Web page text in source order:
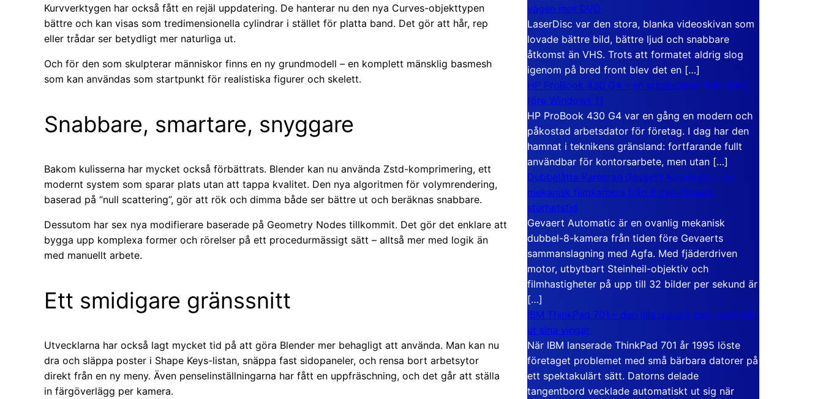
Kurvverktygen har också fått en rejäl uppdatering. De hanterar nu den nya Curves-objekttypen
bättre och kan visas som tredimensionella cylindrar i stället för platta band. Det gör att hår, rep
eller trådar ser betydligt mer naturliga ut.
Och för den som skulpterar människor finns en ny grundmodell – en komplett mänsklig basmesh
som kan användas som startpunkt för realistiska figurer och skelett.
Snabbare, smartare, snyggare
Bakom kulisserna har mycket också förbättrats. Blender kan nu använda Zstd-komprimering, ett
modernt system som sparar plats utan att tappa kvalitet. Den nya algoritmen för volymrendering,
baserad på “null scattering”, gör att rök och dimma både ser bättre ut och beräknas snabbare.
Dessutom har sex nya modifierare baserade på Geometry Nodes tillkommit. Det gör det enklare att
bygga upp komplexa former och rörelser på ett procedurmässigt sätt – alltså mer med logik än
med manuellt arbete.
Ett smidigare gränssnitt
Utvecklarna har också lagt mycket tid på att göra Blender mer behagligt att använda. Man kan nu
dra och släppa poster i Shape Keys-listan, snäppa fast sidopaneler, och rensa bort arbetsytor
direkt från en ny meny. Även penselinställningarna har fått en uppfräschning, och det går att ställa
in färgöverlägg per kamera.
vägen mot DVD
LaserDisc var den stora, blanka videoskivan som
lovade bättre bild, bättre ljud och snabbare
åtkomst än VHS. Trots att formatet aldrig slog
igenom på bred front blev det en […]
HP ProBook 430 G4 – en arbetsdator från tiden
före Windows 11
HP ProBook 430 G4 var en gång en modern och
påkostad arbetsdator för företag. I dag har den
hamnat i teknikens gränsland: fortfarande fullt
användbar för kontorsarbete, men utan […]
Dubbelåtta Kameran Gevaert Automatic – en
mekanisk filmkamera från 8 mm-filmens
storhetstid
Gevaert Automatic är en ovanlig mekanisk
dubbel-8-kamera från tiden före Gevaerts
sammanslagning med Agfa. Med fjäderdriven
motor, utbytbart Steinheil-objektiv och
filmhastigheter på upp till 32 bilder per sekund är
[…]
IBM ThinkPad 701 – den lilla datorn som vecklade
ut sina vingar
När IBM lanserade ThinkPad 701 år 1995 löste
företaget problemet med små bärbara datorer på
ett spektakulärt sätt. Datorns delade
tangentbord vecklade automatiskt ut sig när